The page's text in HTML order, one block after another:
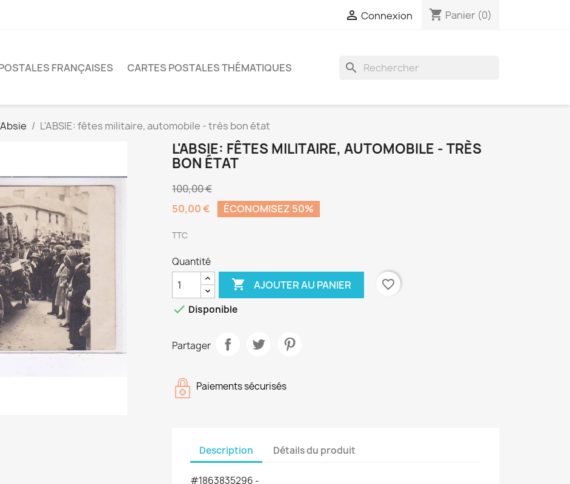
 Connexion shopping_cart Panier (0)
FRANÇAISES CARTES POSTALES THÉMATIQUES search
L'ABSIE: fêtes militaire, automobile - très bon état
L'ABSIE: FÊTES MILITAIRE, AUTOMOBILE - TRÈS
BON ÉTAT
100,00 €
50,00 €
ÉCONOMISEZ 50%
TTC
Quantité
 AJOUTER AU PANIER
favorite_border
 Disponible
Partager
Paiements sécurisés
Description Détails du produit
#1863835296 -